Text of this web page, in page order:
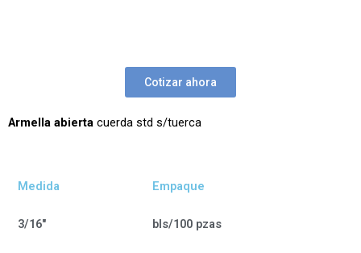
Cotizar ahora
Armella abierta cuerda std s/tuerca
Medida Empaque
3/16" bls/100 pzas